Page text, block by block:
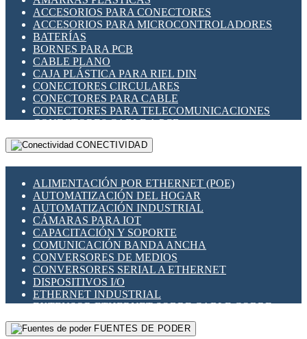
INDICADORES PARA PANEL
INTERFACES DE RELÉ
INTERRUPTORES FIN DE CARRERA
LLAVES CONMUTADORAS
MEDIDORES DE ENERGÍA Y TC'S DE CORRIENTE
MOTORES PASO A PASO
PANTALLAS HMI
PLC -CONTROLADORES LÓGICO PROGRAMABLES
PROGRAMADORES DE HORARIO
RELÉS DE PROTECCIÓN
SENSORES CAPACITIVOS
SENSORES INDUCTIVOS
TEMPORIZADORES
VARIACS
VARIADORES DE FRECUENCIA [VDF]
SECCIONADORES - INTERRUPTORES
MAQUINARIA
ACCESORIOS PARA CONECTORES
ACCESORIOS PARA MICROCONTROLADORES
BATERÍAS
BORNES PARA PCB
CABLE PLANO
CAJA PLÁSTICA PARA RIEL DIN
CONECTORES CIRCULARES
CONECTORES PARA CABLE
CONECTORES PARA TELECOMUNICACIONES
CONECTORES CABLE A PCB
CONECTORES PCB A CABLE
DIP SWITCHES
HERRAMIENTAS VARIAS
ILUMINACIÓN LED
INTERRUPTORES REED
INTERFACES DE RELÉ
OTROS RELÉS
PROTECCIÓN TÉRMICA
RELÉS AUTOMOTRICES
RELÉS DE SEÑAL
RELÉS DE ESTADO SÓLIDO SSR
RELÉS INDUSTRIALES
RELÉS MINIATURA DE POTENCIA
SENSORES MAGNÉTICOS
CONECTIVIDAD
ALIMENTACIÓN POR ETHERNET (POE)
AUTOMATIZACIÓN DEL HOGAR
AUTOMATIZACIÓN INDUSTRIAL
CÁMARAS PARA IOT
CAPACITACIÓN Y SOPORTE
COMUNICACIÓN BANDA ANCHA
CONVERSORES DE MEDIOS
CONVERSORES SERIAL A ETHERNET
DISPOSITIVOS I/O
ETHERNET INDUSTRIAL
EXTENSOR ETHERNET SOBRE CABLE COBRE
GATEWAY LORAWAN
GESTIÓN DE REDESFUENTES DE PODER